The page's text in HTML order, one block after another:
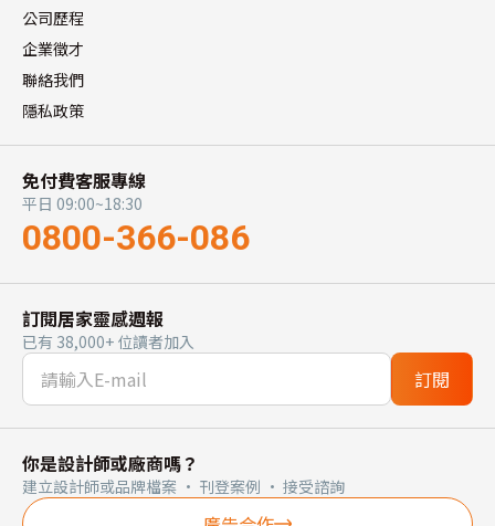
公司歷程
企業徵才
聯絡我們
隱私政策
免付費客服專線
平日 09:00~18:30
0800-366-086
訂閱居家靈感週報
已有 38,000+ 位讀者加入
訂閱
你是設計師或廠商嗎？
建立設計師或品牌檔案 · 刊登案例 · 接受諮詢